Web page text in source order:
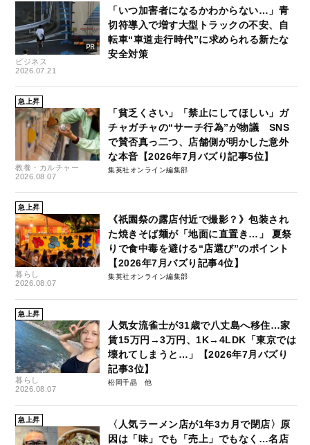
ビジネス
2026.07.21
「いつ加害者になるかわからない…」青
切符導入で増す大型トラックの不安、自
転車“車道走行時代”に求められる新たな
安全対策
急上昇
教養・カルチャー
2026.08.07
「貧乏くさい」「禁止にしてほしい」ガ
チャガチャの“サーチ行為”が物議 SNS
で賛否真っ二つ、店舗側が明かした意外
な本音【2026年7月バズり記事5位】
集英社オンライン編集部
急上昇
暮らし
2026.08.07
《祇園祭の露店付近で撮影？》包装され
た焼きそば麺が「地面に直置き…」 夏祭
りで食中毒を避ける“店選び”のポイント
【2026年7月バズり記事4位】
集英社オンライン編集部
急上昇
暮らし
2026.08.07
人気女流雀士が31歳で八丈島へ移住…家
賃15万円→3万円、1K→4LDK「東京では
壊れてしまうと…」【2026年7月バズり
記事3位】
松岡千晶
急上昇
〈人気ラーメン店が1年3カ月で閉店〉原
因は「味」でも「売上」でもなく…名店